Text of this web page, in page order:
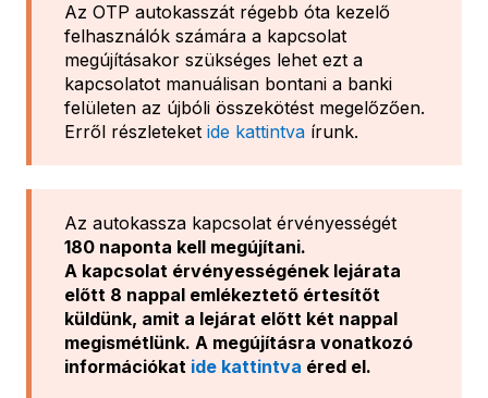
Az OTP autokasszát régebb óta kezelő
felhasználók számára a kapcsolat
megújításakor szükséges lehet ezt a
kapcsolatot manuálisan bontani a banki
felületen az újbóli összekötést megelőzően.
Erről részleteket ide kattintva írunk.
Az autokassza kapcsolat érvényességét
180 naponta kell megújítani.
A kapcsolat érvényességének lejárata
előtt 8 nappal emlékeztető értesítőt
küldünk, amit a lejárat előtt két nappal
megismétlünk. A megújításra vonatkozó
információkat ide kattintva éred el.